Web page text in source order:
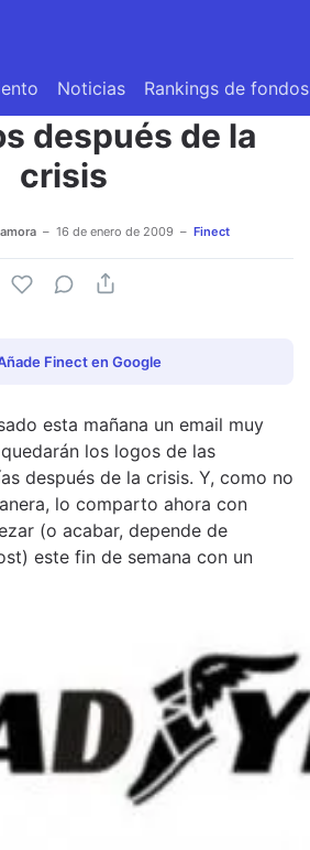
Noticias Rankings de fondos
después de la
crisis
16 de enero de 2009 Finect
Finect en Google
esta mañana un email muy
los logos de las
después de la crisis. Y, como no
lo comparto ahora con
(o acabar, depende de
este fin de semana con un